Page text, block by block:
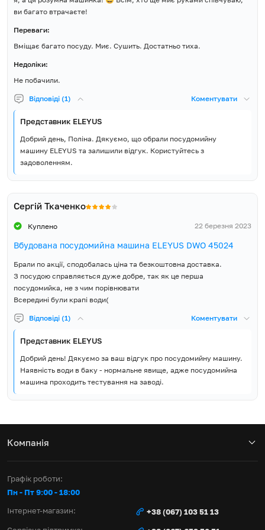
мм
Розміри ніші для
Розмір упаковки ширина
Розмір упаковки висота (В),
Об'єм упаковки, м³ 0.281
Вага Нетто, кг
Країна реєстрації бренду Україна
Гарантія, місяців 60
Комплект постачання
фасадної панелі, Інструкція,
ви багато втрачаєте!
Переваги:
Вміщає багато посуду. Миє. Сушить. Достатньо тиха.
Недоліки:
Не побачили.
Відповіді (1) Коментувати
Представник ELEYUS
Добрий день, Поліна. Дякуємо, що обрали посудомийну
машину ELEYUS та залишили відгук. Користуйтесь з
задоволенням.
Сергій Ткаченко
Куплено 22 березня 2023
Вбудована посудомийна машина ELEYUS DWO 45024
Брали по акції, сподобалась ціна та безкоштовна доставка.
З посудою справляється дуже добре, так як це перша
посудомийка, не з чим порівнювати
Всередині були крапі води(
Відповіді (1) Коментувати
Представник ELEYUS
Добрий день! Дякуємо за ваш відгук про посудомийну машину.
Наявність води в баку - нормальне явище, адже посудомийна
машина проходить тестування на заводі.
Компанія
Графік роботи:
Пн - Пт 9:00 - 18:00
Інтернет-магазин:
+38 (067) 103 51 13